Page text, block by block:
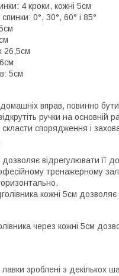
4 кроки, кожні 5см
0°, 30°, 60° і 85°
26,5см
5см
вправ, повинно
ручки на основній
спорядження і
відрегулювати її
тренажерному
кожні 5см
через кожні 5см
зроблені з декількох